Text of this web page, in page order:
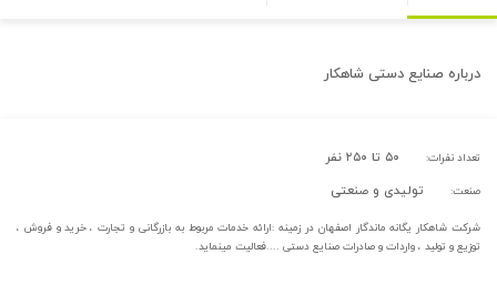
درباره صنایع دستی شاهکار
تعداد نفرات: ۵۰ تا ۲۵۰ نفر
صنعت: تولیدی و صنعتی
شرکت شاهکار یگانه ماندگار اصفهان در زمینه :ارائه خدمات مربوط به بازرگانی و تجارت ، خرید و فروش ،
توزیع و تولید ، واردات و صادرات صنایع دستی ....فعالیت مینماید.